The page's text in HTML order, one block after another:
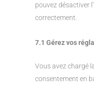
pouvez désactiver
correctement.
7.1 Gérez vos
Vous avez chargé
consentement en